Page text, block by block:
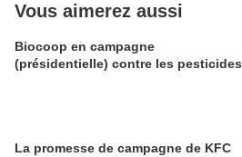
Vous aimerez aussi
Biocoop en campagne
(présidentielle) contre les pesticides
La promesse de campagne de KFC